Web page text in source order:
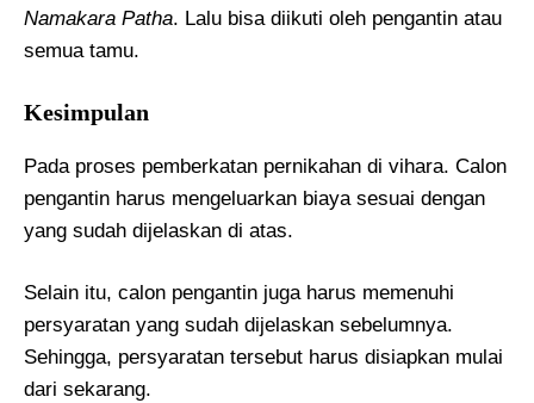
Namakara Patha. Lalu bisa diikuti oleh pengantin atau
semua tamu.
Kesimpulan
Pada proses pemberkatan pernikahan di vihara. Calon
pengantin harus mengeluarkan biaya sesuai dengan
yang sudah dijelaskan di atas.
Selain itu, calon pengantin juga harus memenuhi
persyaratan yang sudah dijelaskan sebelumnya.
Sehingga, persyaratan tersebut harus disiapkan mulai
dari sekarang.